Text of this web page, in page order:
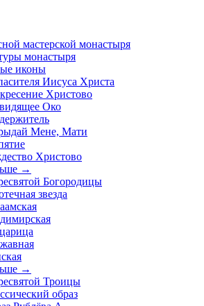
мастерской монастыря
монастыря
иконы
Иисуса Христа
Христово
Око
Мене, Мати
Христово
→
Богородицы
звезда
→
Троицы
образ